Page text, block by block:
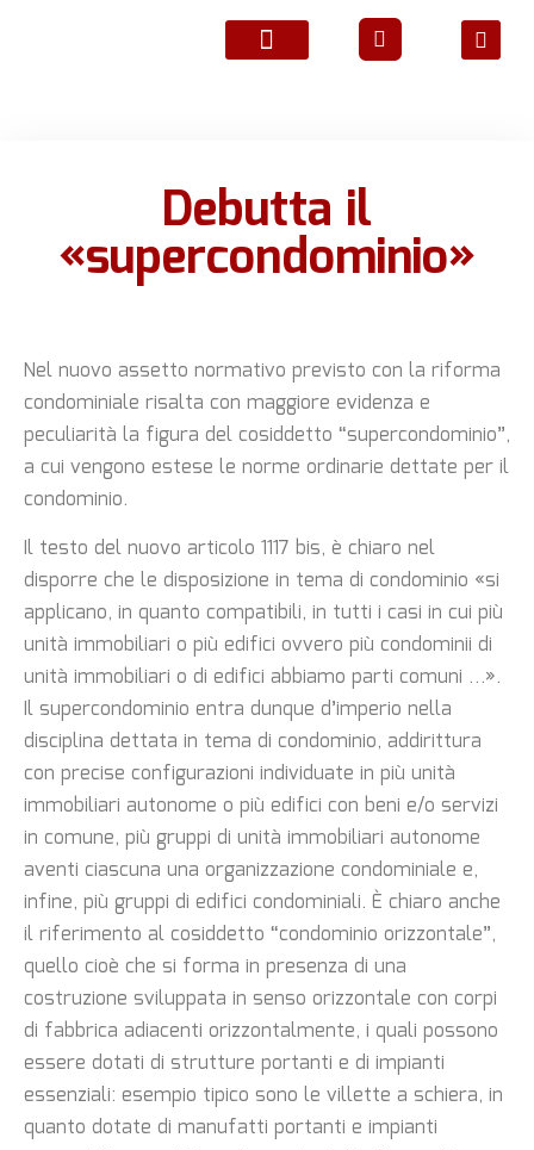
Debutta il
«supercondominio»
Nel nuovo assetto normativo previsto con la riforma
condominiale risalta con maggiore evidenza e
peculiarità la figura del cosiddetto “supercondominio”,
a cui vengono estese le norme ordinarie dettate per il
condominio.
Il testo del nuovo articolo 1117 bis, è chiaro nel
disporre che le disposizione in tema di condominio «si
applicano, in quanto compatibili, in tutti i casi in cui più
unità immobiliari o più edifici ovvero più condominii di
unità immobiliari o di edifici abbiamo parti comuni …».
Il supercondominio entra dunque d’imperio nella
disciplina dettata in tema di condominio, addirittura
con precise configurazioni individuate in più unità
immobiliari autonome o più edifici con beni e/o servizi
in comune, più gruppi di unità immobiliari autonome
aventi ciascuna una organizzazione condominiale e,
infine, più gruppi di edifici condominiali. È chiaro anche
il riferimento al cosiddetto “condominio orizzontale”,
quello cioè che si forma in presenza di una
costruzione sviluppata in senso orizzontale con corpi
di fabbrica adiacenti orizzontalmente, i quali possono
essere dotati di strutture portanti e di impianti
essenziali: esempio tipico sono le villette a schiera, in
quanto dotate di manufatti portanti e impianti